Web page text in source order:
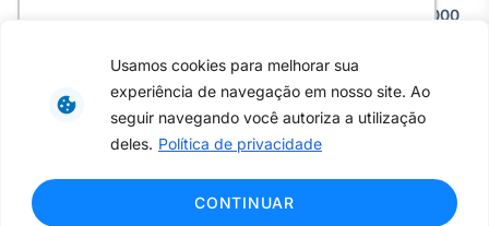
como você interage em nosso site e
personalizar conteúdo. Ao utilizar este site, você
concorda com o uso de cookies.
Saiba mais
Ok, entendi!
Usamos cookies para melhorar sua
experiência de navegação em nosso site. Ao
seguir navegando você autoriza a utilização
deles. Política de privacidade
CONTINUAR
0800.011.3000
Av. Eng. Caetano Álvares, 55 - 3º e
6º andar, Bairro do Limão, São
Paulo / SP, CEP 02598-900 -
direitos reservados ao Broadcast |